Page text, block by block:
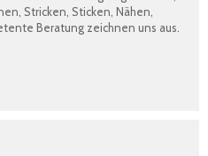
Stricken, Sticken, Nähen,
Beratung zeichnen uns aus.